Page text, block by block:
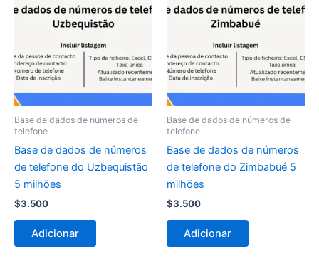
Base de dados de números de
telefone
Base de dados de números
de telefone do Uzbequistão
5 milhões
$3.500
Adicionar
Base de dados de números de
telefone
Base de dados de números
de telefone do Zimbabué 5
milhões
$3.500
Adicionar